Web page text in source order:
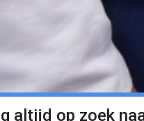
altijd op zoek